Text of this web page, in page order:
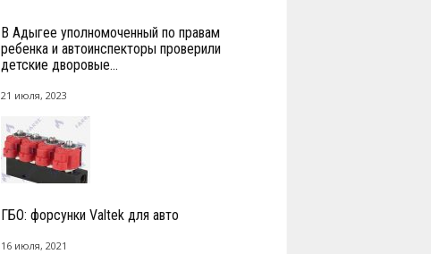
В Адыгее уполномоченный по правам
ребенка и автоинспекторы проверили
детские дворовые...
21 июля, 2023
ГБО: форсунки Valtek для авто
16 июля, 2021